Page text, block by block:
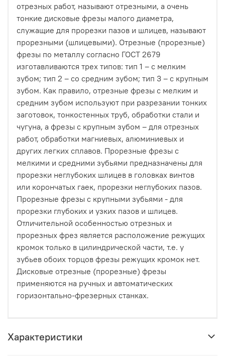
отрезных работ, называют отрезными, а очень
тонкие дисковые фрезы малого диаметра,
служащие для прорезки пазов и шлицев, называют
прорезными (шлицевыми). Отрезные (прорезные)
фрезы по металлу согласно ГОСТ 2679
изготавливаются трех типов: тип 1 – с мелким
зубом; тип 2 – со средним зубом; тип 3 – с крупным
зубом. Как правило, отрезные фрезы с мелким и
средним зубом используют при разрезании тонких
заготовок, тонкостенных труб, обработки стали и
чугуна, а фрезы с крупным зубом – для отрезных
работ, обработки магниевых, алюминиевых и
других легких сплавов. Прорезные фрезы с
мелкими и средними зубьями предназначены для
прорезки неглубоких шлицев в головках винтов
или корончатых гаек, прорезки неглубоких пазов.
Прорезные фрезы с крупными зубьями - для
прорезки глубоких и узких пазов и шлицев.
Отличительной особенностью отрезных и
прорезных фрез является расположение режущих
кромок только в цилиндрической части, т.е. у
зубьев обоих торцов фрезы режущих кромок нет.
Дисковые отрезные (прорезные) фрезы
применяются на ручных и автоматических
горизонтально-фрезерных станках.
Характеристики